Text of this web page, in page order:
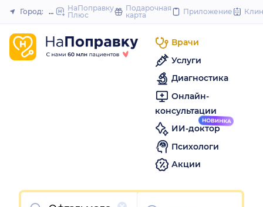
to
Закрыть
Город: ПермьНаПоправку
Плюс
Подарочная
карта
Приложение
Врачи
Услуги
Диагностика
Онлайн-
консультации
ИИ-доктор
Психологи
Акции
Очистить